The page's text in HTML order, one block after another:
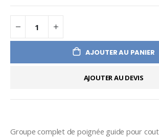
AJOUTER AU PANIER
AJOUTER AU DEVIS
Groupe complet de poignée guide pour